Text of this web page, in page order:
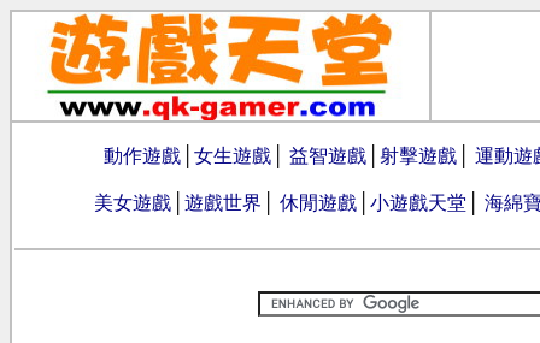
動作遊戲 女生遊戲 益智遊戲 射擊遊戲 運動遊
美女遊戲 遊戲世界 休閒遊戲 小遊戲天堂 海綿